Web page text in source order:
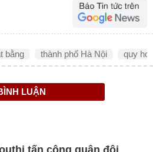
bằng thành phố Hà Nội quy
LUẬN
tấn công quân đội